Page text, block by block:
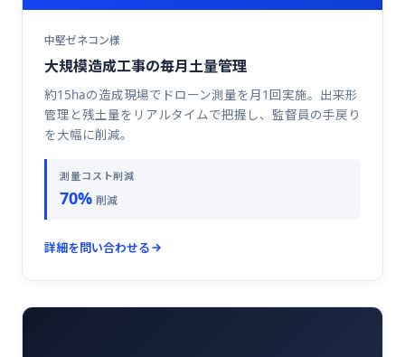
中堅ゼネコン様
大規模造成工事の毎月土量管理
約15haの造成現場でドローン測量を月1回実施。出来形
管理と残土量をリアルタイムで把握し、監督員の手戻り
を大幅に削減。
測量コスト削減
70% 削減
詳細を問い合わせる